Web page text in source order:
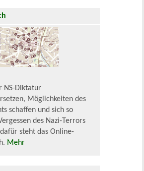
NS-Diktatur
Möglichkeiten des
schaffen und sich so
des Nazi-Terrors
steht das Online-
Mehr